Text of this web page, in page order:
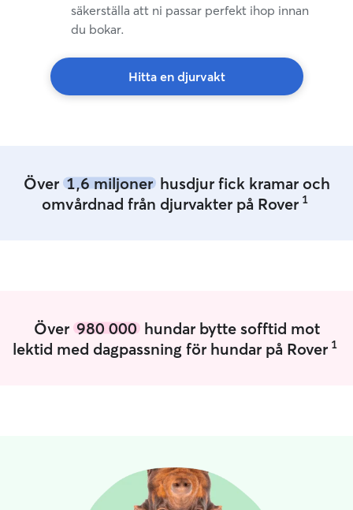
säkerställa att ni passar perfekt ihop innan
du bokar.
Hitta en djurvakt
Över 1,6 miljonerhusdjur fick kramar och
omvårdnad från djurvakter på Rover 1
Över 980 000hundar bytte sofftid mot
lektid med dagpassning för hundar på Rover 1